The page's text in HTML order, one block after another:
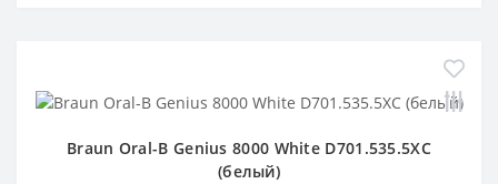
Braun Oral-B Genius 8000 White D701.535.5XC
(белый)